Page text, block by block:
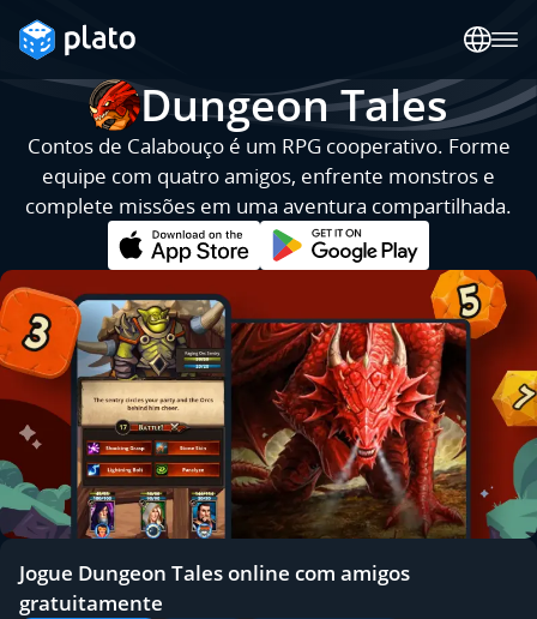
Dungeon Tales
Contos de Calabouço é um RPG cooperativo. Forme
equipe com quatro amigos, enfrente monstros e
complete missões em uma aventura compartilhada.
Jogue Dungeon Tales online com amigos
gratuitamente